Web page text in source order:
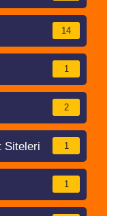
14
1
2
Siteleri 1
1